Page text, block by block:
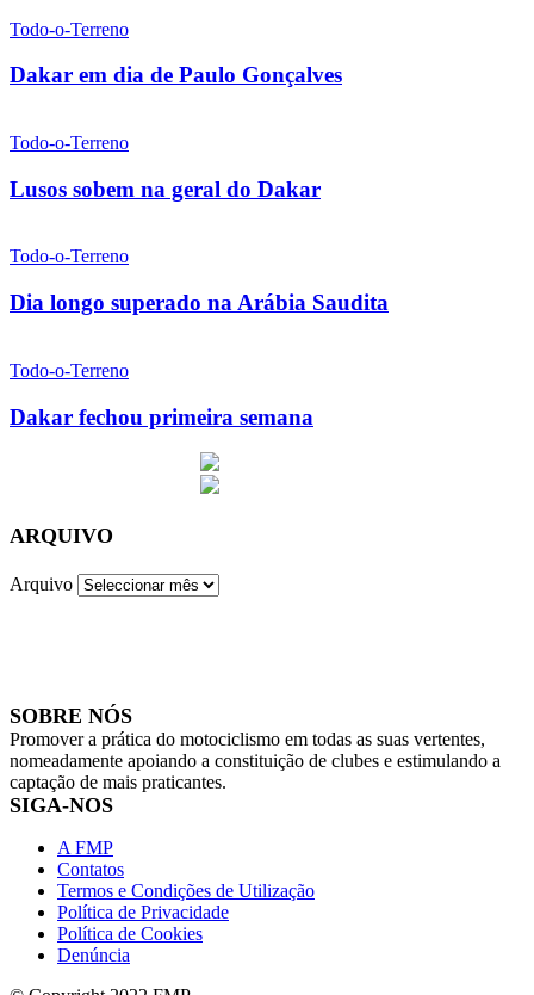
Todo-o-Terreno
Dakar em dia de Paulo Gonçalves
Todo-o-Terreno
Lusos sobem na geral do Dakar
Todo-o-Terreno
Dia longo superado na Arábia Saudita
Todo-o-Terreno
Dakar fechou primeira semana
ARQUIVO
Arquivo
SOBRE NÓS
Promover a prática do motociclismo em todas as suas vertentes,
nomeadamente apoiando a constituição de clubes e estimulando a
captação de mais praticantes.
SIGA-NOS
A FMP
Contatos
Termos e Condições de Utilização
Política de Privacidade
Política de Cookies
Denúncia